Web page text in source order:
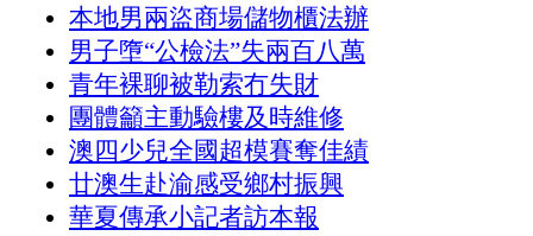
本地男兩盜商場儲物櫃法辦
男子墮“公檢法”失兩百八萬
青年裸聊被勒索冇失財
團體籲主動驗樓及時維修
澳四少兒全國超模賽奪佳績
廿澳生赴渝感受鄉村振興
華夏傳承小記者訪本報